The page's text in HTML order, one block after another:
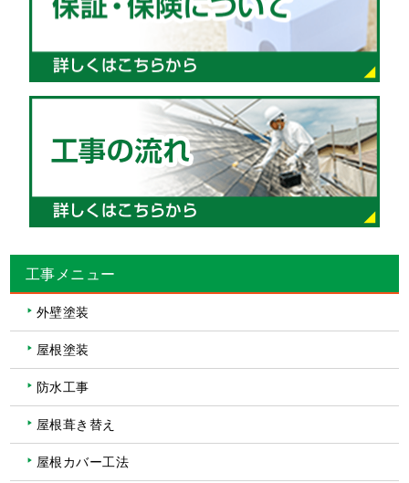
工事メニュー
外壁塗装
屋根塗装
防水工事
屋根葺き替え
屋根カバー工法